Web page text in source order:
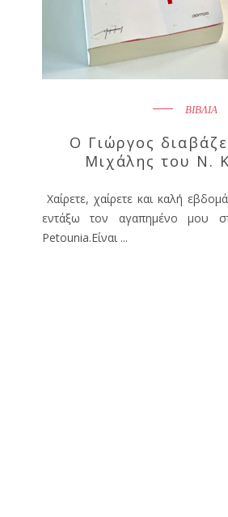
ΒΙΒΛΙΑ
Ο Γιώργος
Μιχάλης του Ν.
Χαίρετε, χαίρετε και καλή
εντάξω τον αγαπημένο μου
Petounia.Είναι ...